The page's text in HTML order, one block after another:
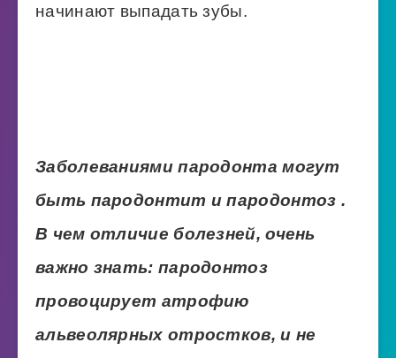
начинают выпадать зубы.
Заболеваниями пародонта могут
быть пародонтит и пародонтоз .
В чем отличие болезней, очень
важно знать: пародонтоз
провоцирует атрофию
альвеолярных отростков, и не